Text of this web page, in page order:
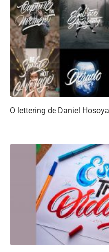
O lettering de Daniel Hosoya